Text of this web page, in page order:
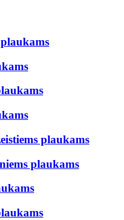
plaukams
plaukams